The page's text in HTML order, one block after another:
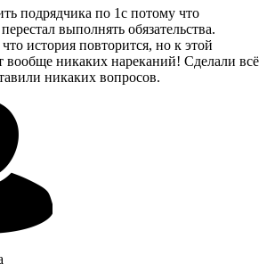
подрядчика по 1с потому что
выполнять обязательства.
история повторится, но к этой
вообще никаких нареканий! Сделали всё
никаких вопросов.